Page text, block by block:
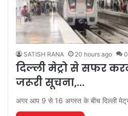
SATISH RANA 20 hours ago 0
दिल्ली मेट्रो से सफर
जरूरी सूचना,…
अगर आप 9 से 16 अगस्त के बीच दिल्ली